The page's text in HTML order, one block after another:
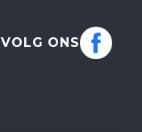
VOLG ONS